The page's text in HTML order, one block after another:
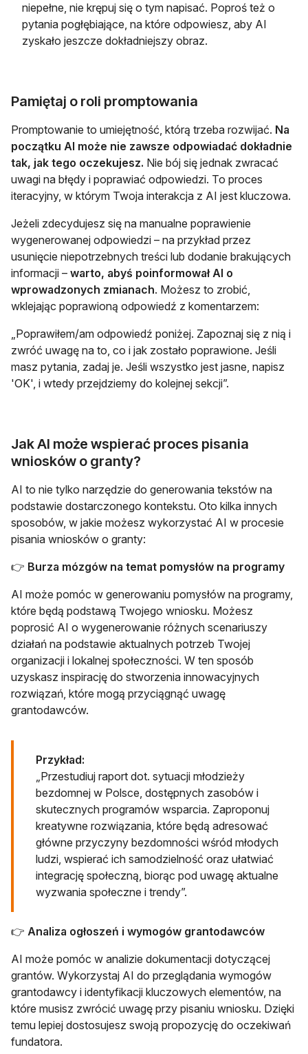
niepełne, nie krępuj się o tym napisać. Poproś też o
pytania pogłębiające, na które odpowiesz, aby AI
zyskało jeszcze dokładniejszy obraz.
Pamiętaj o roli promptowania
Promptowanie to umiejętność, którą trzeba rozwijać. Na
początku AI może nie zawsze odpowiadać dokładnie
tak, jak tego oczekujesz. Nie bój się jednak zwracać
uwagi na błędy i poprawiać odpowiedzi. To proces
iteracyjny, w którym Twoja interakcja z AI jest kluczowa.
Jeżeli zdecydujesz się na manualne poprawienie
wygenerowanej odpowiedzi – na przykład przez
usunięcie niepotrzebnych treści lub dodanie brakujących
informacji – warto, abyś poinformował AI o
wprowadzonych zmianach. Możesz to zrobić,
wklejając poprawioną odpowiedź z komentarzem:
„Poprawiłem/am odpowiedź poniżej. Zapoznaj się z nią i
zwróć uwagę na to, co i jak zostało poprawione. Jeśli
masz pytania, zadaj je. Jeśli wszystko jest jasne, napisz
'OK', i wtedy przejdziemy do kolejnej sekcji”.
Jak AI może wspierać proces pisania
wniosków o granty?
AI to nie tylko narzędzie do generowania tekstów na
podstawie dostarczonego kontekstu. Oto kilka innych
sposobów, w jakie możesz wykorzystać AI w procesie
pisania wniosków o granty:
👉 Burza mózgów na temat pomysłów na programy
AI może pomóc w generowaniu pomysłów na programy,
które będą podstawą Twojego wniosku. Możesz
poprosić AI o wygenerowanie różnych scenariuszy
działań na podstawie aktualnych potrzeb Twojej
organizacji i lokalnej społeczności. W ten sposób
uzyskasz inspirację do stworzenia innowacyjnych
rozwiązań, które mogą przyciągnąć uwagę
grantodawców.
Przykład:
„Przestudiuj raport dot. sytuacji młodzieży
bezdomnej w Polsce, dostępnych zasobów i
skutecznych programów wsparcia. Zaproponuj
kreatywne rozwiązania, które będą adresować
główne przyczyny bezdomności wśród młodych
ludzi, wspierać ich samodzielność oraz ułatwiać
integrację społeczną, biorąc pod uwagę aktualne
wyzwania społeczne i trendy”.
👉 Analiza ogłoszeń i wymogów grantodawców
AI może pomóc w analizie dokumentacji dotyczącej
grantów. Wykorzystaj AI do przeglądania wymogów
grantodawcy i identyfikacji kluczowych elementów, na
które musisz zwrócić uwagę przy pisaniu wniosku. Dzięki
temu lepiej dostosujesz swoją propozycję do oczekiwań
fundatora.